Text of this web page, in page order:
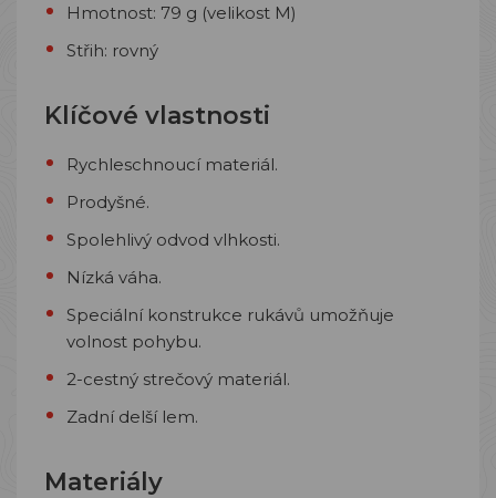
Hmotnost: 79 g (velikost M)
Střih: rovný
Klíčové vlastnosti
Rychleschnoucí materiál.
Prodyšné.
Spolehlivý odvod vlhkosti.
Nízká váha.
Speciální konstrukce rukávů umožňuje
volnost pohybu.
2-cestný strečový materiál.
Zadní delší lem.
Materiály